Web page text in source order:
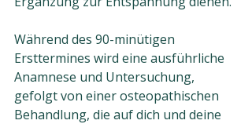
Während des 90-minütigen
Ersttermines wird eine ausführliche
Anamnese und Untersuchung,
gefolgt von einer osteopathischen
Behandlung, die auf dich und deine